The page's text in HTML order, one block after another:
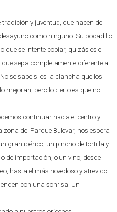
tradición y juventud, que hacen de
como ninguno. Su bocadillo
que se intente copiar, quizás es el
sepa completamente diferente a
se sabe si es la plancha que los
mejoran, pero lo cierto es que no
continuar hacia el centro y
zona del Parque Bulevar, nos espera
gran ibérico, un pincho de tortilla y
de importación, o un vino, desde
hasta el más novedoso y atrevido.
con una sonrisa. Un